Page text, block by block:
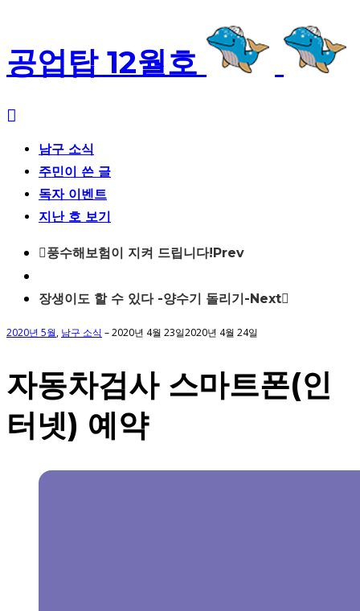
공업탑 12월호
남구 소식
주민이 쓴 글
독자 이벤트
지난 호 보기
Post
navigation
풍수해보험이 지켜 드립니다! Prev
장생이도 할 수 있다 -양수기 돌리기- Next
2020년 5월, 남구 소식 –2020년 4월 23일2020년 4월 24일
자동차검사 스마트폰(인
터넷) 예약